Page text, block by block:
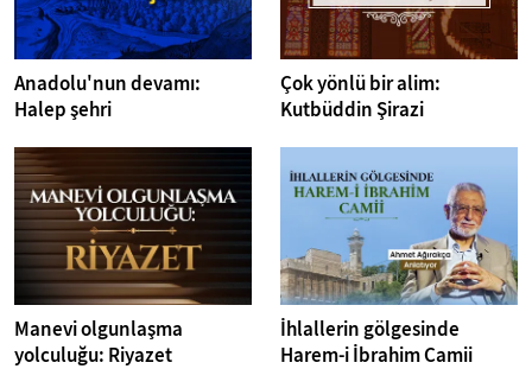
Anadolu'nun devamı:
Halep şehri
Çok yönlü bir alim:
Kutbüddin Şirazi
Manevi olgunlaşma
yolculuğu: Riyazet
İhlallerin gölgesinde
Harem-i İbrahim Camii